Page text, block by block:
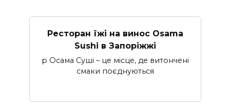
Ресторан їжі на винос Osama
Sushi в Запоріжжі
p Осама Суші – це місце, де витончені
смаки поєднуються